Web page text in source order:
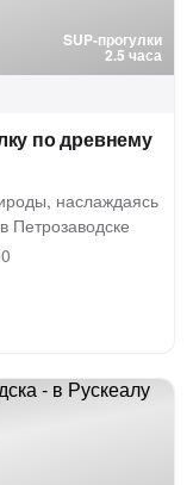
SUP-прогулки
2.5 часа
по древнему
наслаждаясь
Петрозаводске